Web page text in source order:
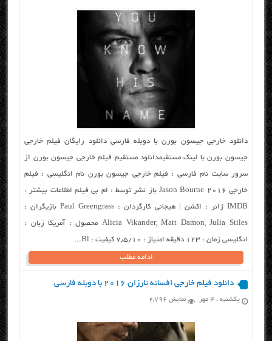
دانلود خارجی جیسون بورن با دوبله فارسی دانلود رایگان فیلم خارجی
جیسون بورن با لینک مستقیمدانلود مستقیم فیلم خارجی جیسون بورن از
سرور سایت نام فارسی : فیلم خارجی جیسون بورن نام انگلیسی : فیلم
خارجی Jason Bourne 2016 باز نشر توسط : ام بی فیلم اطلاعات بیشتر :
IMDB ژانر : اکشن | هیجانی کارگردان : Paul Greengrass بازیگران :
Alicia Vikander, Matt Damon, Julia Stiles محصول : آمریکا زبان :
انگلیسی زمان : ۱۲۳ دقیقه امتیاز : ۷٫۵/۱۰ کیفیت : Bl...
ادامه مطلب
دانلود فیلم خارجی افسانه تارزان ۲۰۱۶ با دوبله فارسی
یکشنبه ، ۴ مهر نمایش 2,796